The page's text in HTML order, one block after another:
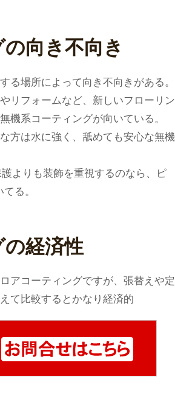
向き不向き
る場所によって向き不向きがある。
リフォームなど、新しいフローリン
機系コーティングが向いている。
方は水に強く、舐めても安心な無機
よりも装飾を重視するのなら、ピ
る。
経済性
アコーティングですが、張替えや定
て比較するとかなり経済的